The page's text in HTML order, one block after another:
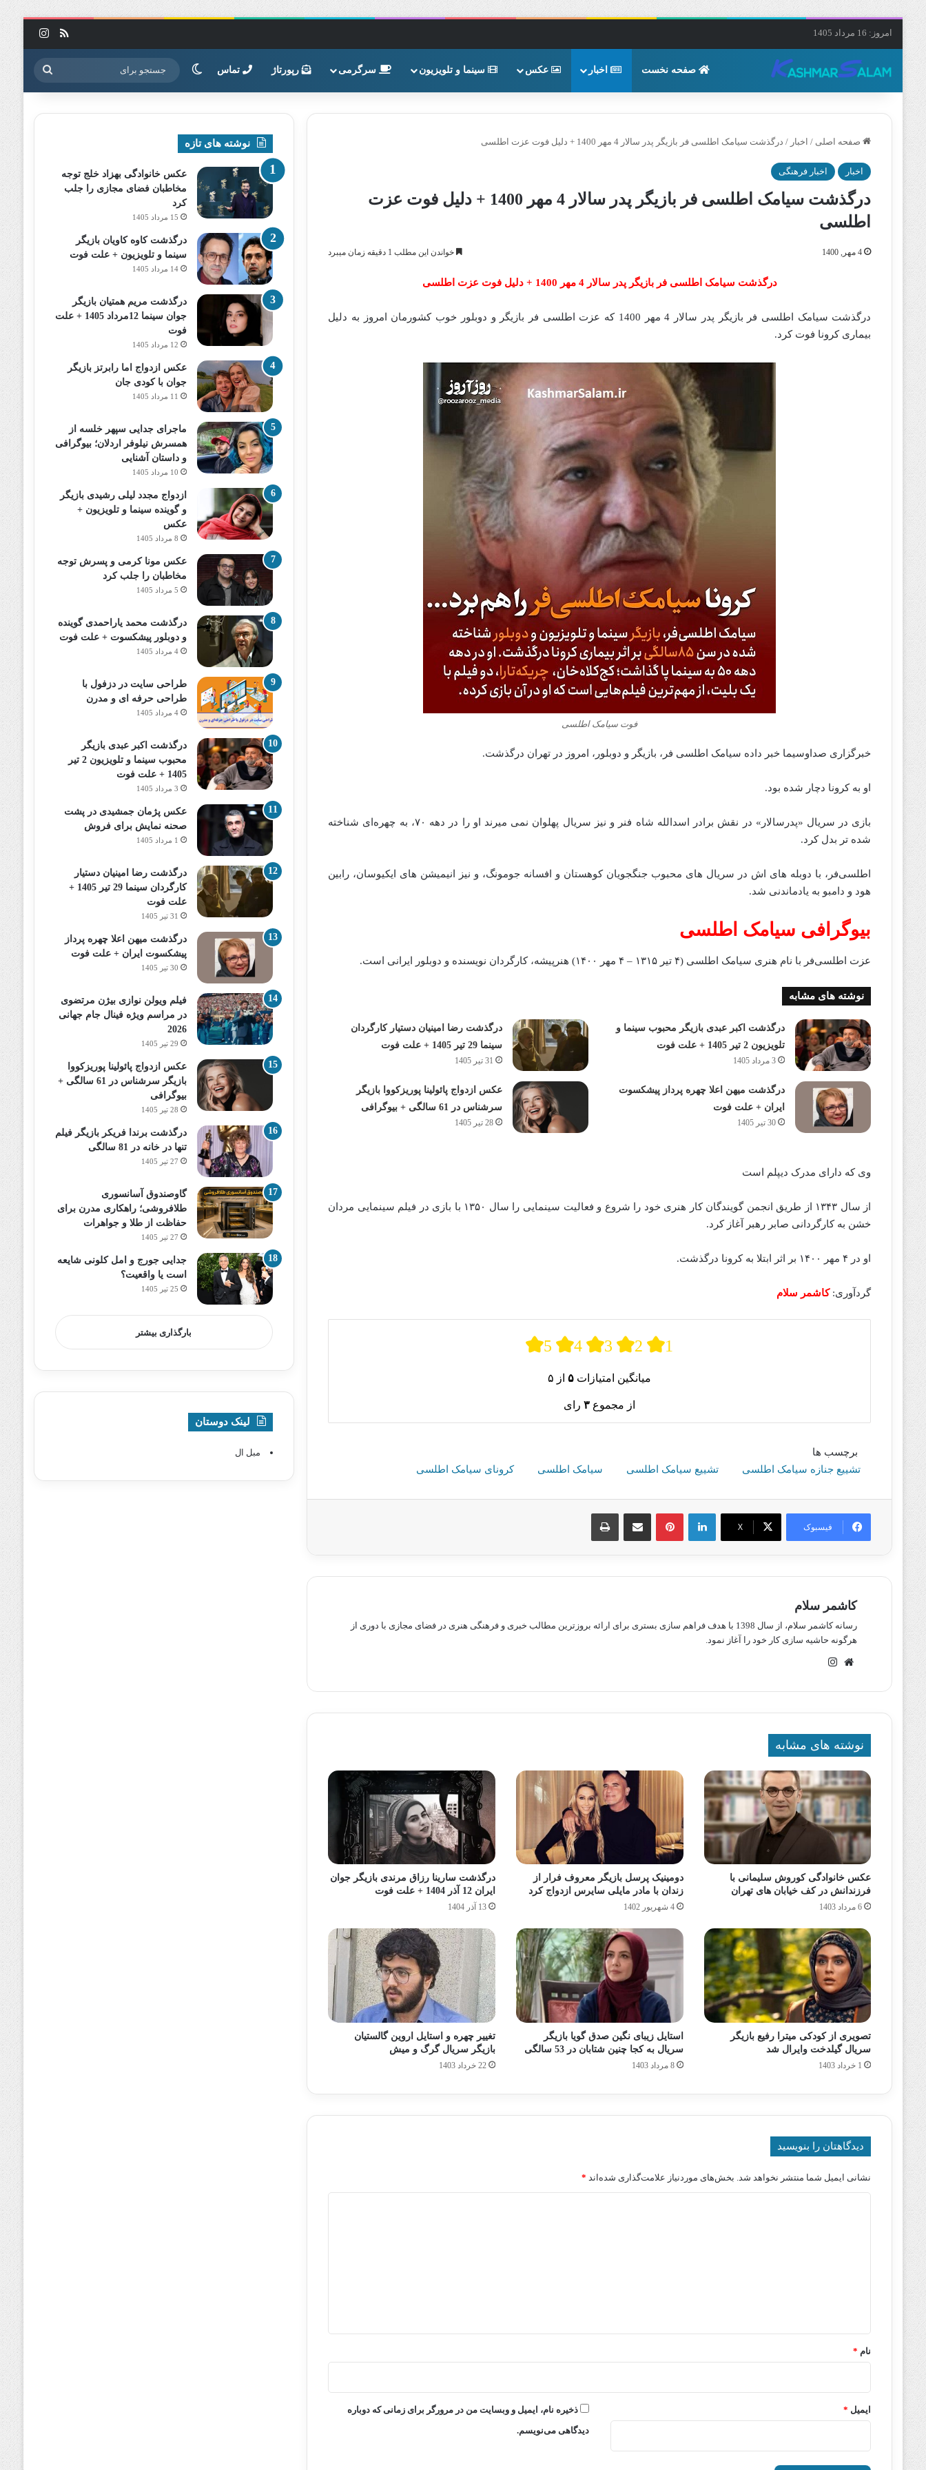
امروز: 16 مرداد 1405 خوراک
صفحه نخست اخبار عکس سینما و تلویزیون سرگرمی رپورتاژ تماس تغییر پوسته جستجو
برای
صفحه اصلی / اخبار / درگذشت سیامک اطلسی فر بازیگر پدر سالار 4 مهر 1400 + دلیل فوت عزت اطلسی
اخبار اخبار فرهنگی
درگذشت سیامک اطلسی فر بازیگر پدر سالار 4 مهر 1400 + دلیل فوت عزت
اطلسی
4 مهر, 1400 خواندن این مطلب 1 دقیقه زمان میبرد
درگذشت سیامک اطلسی فر بازیگر پدر سالار 4 مهر 1400 + دلیل فوت عزت اطلسی
درگذشت سیامک اطلسی فر بازیگر پدر سالار 4 مهر 1400 که عزت اطلسی فر بازیگر و دوبلور خوب کشورمان امروز به دلیل
بیماری کرونا فوت کرد.
فوت سیامک اطلسی
خبرگزاری صداوسیما خبر داده سیامک‌ اطلسی‌ فر، بازیگر و دوبلور، امروز در تهران درگذشت.
او به کرونا دچار شده‌ بود.
بازی در سریال «پدرسالار» در نقش برادر اسدالله شاه‌ فنر و نیز سریال پهلوان نمی‌ میرند او را در دهه ۷۰، به چهره‌ای شناخته‌
شده‌ تر بدل کرد.
اطلسی‌فر، با دوبله‌ های‌ اش در سریال‌ های محبوب جنگجویان کوهستان و افسانه جومونگ، و نیز انیمیشن‌ های ایکیوسان، رابین
هود و دامبو به‌ یادماندنی شد.
بیوگرافی سیامک اطلسی
عزت اطلسی‌فر با نام هنری سیامک اطلسی (۴ تیر ۱۳۱۵ – ۴ مهر ۱۴۰۰) هنرپیشه، کارگردان نویسنده و دوبلور ایرانی است.
نوشته های مشابه
درگذشت اکبر عبدی بازیگر محبوب سینما و
تلویزیون 2 تیر 1405 + علت فوت
3 مرداد 1405
درگذشت رضا امینیان دستیار کارگردان
سینما 29 تیر 1405 + علت فوت
31 تیر 1405
درگذشت میهن اعلا چهره پرداز پیشکسوت
ایران + علت فوت
30 تیر 1405
عکس ازدواج پائولینا پوریزکووا بازیگر
سرشناس در 61 سالگی + بیوگرافی
28 تیر 1405
وی که دارای مدرک دیپلم است
از سال ۱۳۴۳ از طریق انجمن گویندگان کار هنری خود را شروع و فعالیت سینمایی را سال ۱۳۵۰ با بازی در فیلم سینمایی مردان
خشن به کارگردانی صابر رهبر آغاز کرد.
او در ۴ مهر ۱۴۰۰ بر اثر ابتلا به کرونا درگذشت.
گردآوری:کاشمر سلام
5 4 3 2 1
میانگین امتیازات ۵ از ۵
از مجموع ۳ رای
برچسب ها
تشییع جنازه سیامک اطلسی
تشییع سیامک اطلسی سیامک اطلسی کرونای سیامک اطلسی
فیسبوک X
لینکدین پینترستاشتراک گذاری از طریق ایمیل چاپ
کاشمر سلام
رسانه کاشمر سلام، از سال 1398 با هدف فراهم سازی بستری برای ارائه بروزترین مطالب خبری و فرهنگی هنری در فضای مجازی با دوری از
هرگونه حاشیه سازی کار خود را آغاز نمود.
وبسایت
نوشته های مشابه
عکس خانوادگی کوروش سلیمانی با
فرزندانش در کف خیابان های تهران
6 مرداد 1403
دومینیک پرسل بازیگر معروف فرار از
زندان با مادر مایلی سایرس ازدواج کرد
4 شهریور 1402
درگذشت سارینا رزاق مرندی بازیگر جوان
ایران 12 آذر 1404 + علت فوت
13 آذر 1404
تصویری از کودکی میترا رفیع بازیگر
سریال گیلدخت وایرال شد
1 خرداد 1403
استایل زیبای نگین صدق‌ گویا بازیگر
سریال به کجا چنین شتابان در 53 سالگی
8 مرداد 1403
تغییر چهره و استایل اروین گالستیان
بازیگر سریال گرگ و میش
22 خرداد 1403
دیدگاهتان را بنویسید
نشانی ایمیل شما منتشر نخواهد شد. بخش‌های موردنیاز علامت‌گذاری شده‌اند *
نام *
ایمیل *
ذخیره نام، ایمیل و وبسایت من در مرورگر برای زمانی که دوباره
دیدگاهی می‌نویسم.
نوشته های تازه
عکس خانوادگی بهزاد خلج توجه
مخاطبان فضای مجازی را جلب
کرد
15 مرداد 1405
درگذشت کاوه کاویان بازیگر
سینما و تلویزیون + علت فوت
14 مرداد 1405
درگذشت مریم همتیان بازیگر
جوان سینما 12مرداد 1405 + علت
فوت
12 مرداد 1405
عکس ازدواج اما رابرتز بازیگر
جوان با کودی جان
11 مرداد 1405
ماجرای جدایی سپهر خلسه از
همسرش نیلوفر اردلان؛ بیوگرافی
و داستان آشنایی
10 مرداد 1405
ازدواج مجدد لیلی رشیدی بازیگر
و گوینده سینما و تلویزیون +
عکس
8 مرداد 1405
عکس مونا کرمی و پسرش توجه
مخاطبان را جلب کرد
5 مرداد 1405
درگذشت محمد یاراحمدی گوینده
و دوبلور پیشکسوت + علت فوت
4 مرداد 1405
طراحی سایت در دزفول با
طراحی حرفه‌ ای و مدرن
4 مرداد 1405
درگذشت اکبر عبدی بازیگر
محبوب سینما و تلویزیون 2 تیر
1405 + علت فوت
3 مرداد 1405
عکس پژمان جمشیدی در پشت
صحنه نمایش برای فروش
1 مرداد 1405
درگذشت رضا امینیان دستیار
کارگردان سینما 29 تیر 1405 +
علت فوت
31 تیر 1405
درگذشت میهن اعلا چهره پرداز
پیشکسوت ایران + علت فوت
30 تیر 1405
فیلم ویولن نوازی بیژن مرتضوی
در مراسم ویژه فینال جام جهانی
2026
29 تیر 1405
عکس ازدواج پائولینا پوریزکووا
بازیگر سرشناس در 61 سالگی +
بیوگرافی
28 تیر 1405
درگذشت برندا فریکر بازیگر فیلم
تنها در خانه در 81 سالگی
27 تیر 1405
گاوصندوق آسانسوری
طلافروشی؛ راهکاری مدرن برای
حفاظت از طلا و جواهرات
27 تیر 1405
جدایی جورج و امل کلونی شایعه
است یا واقعیت؟
25 تیر 1405
بارگذاری بیشتر
لینک دوستان
مبل ال